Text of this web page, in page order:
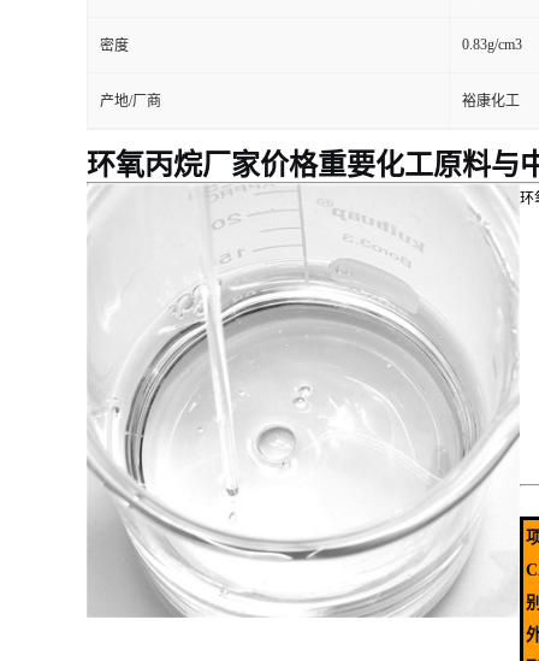
密度 0.83g/cm3
产地/厂商 裕康化工
环氧丙烷厂家价格重要化工原料与
环